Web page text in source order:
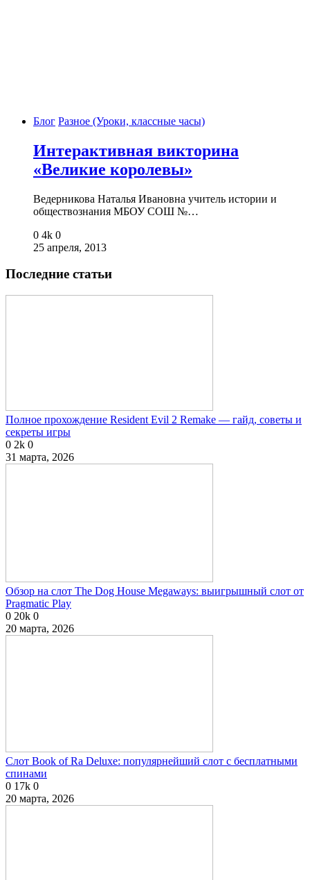
Блог Разное (Уроки, классные часы)
Интерактивная викторина
«Великие королевы»
Ведерникова Наталья Ивановна учитель истории и
обществознания МБОУ СОШ №…
0 4k 0
25 апреля, 2013
Последние статьи
Полное прохождение Resident Evil 2 Remake — гайд, советы и
секреты игры
0 2k 0
31 марта, 2026
Обзор на слот The Dog House Megaways: выигрышный слот от
Pragmatic Play
0 20k 0
20 марта, 2026
Слот Book of Ra Deluxe: популярнейший слот с бесплатными
спинами
0 17k 0
20 марта, 2026